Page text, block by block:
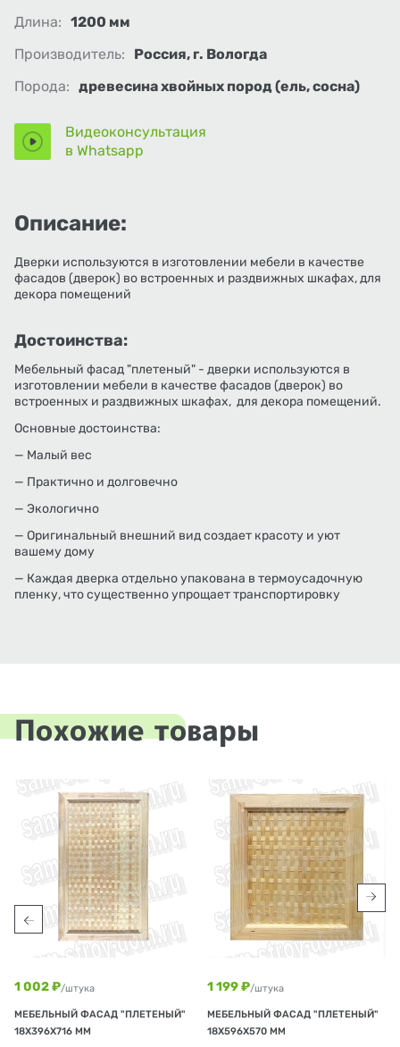
Длина: 1200 мм
Производитель:
Россия, г. Вологда
Порода: древесина хвойных пород (ель, сосна)
Видеоконсультация
в Whatsapp
Описание:
Дверки используются в изготовлении мебели в качестве
фасадов (дверок) во встроенных и раздвижных шкафах, для
декора помещений
Достоинства:
Мебельный фасад "плетеный" - дверки используются в
изготовлении мебели в качестве фасадов (дверок) во
встроенных и раздвижных шкафах, для декора помещений.
Основные достоинства:
— Малый вес
— Практично и долговечно
— Экологично
— Оригинальный внешний вид создает красоту и уют
вашему дому
— Каждая дверка отдельно упакована в термоусадочную
пленку, что существенно упрощает транспортировку
Похожие товары
1 002 ₽/штука
МЕБЕЛЬНЫЙ ФАСАД "ПЛЕТЕНЫЙ"
18Х396Х716 ММ
1 199 ₽/штука
МЕБЕЛЬНЫЙ ФАСАД "ПЛЕТЕНЫЙ"
18Х596Х570 ММ